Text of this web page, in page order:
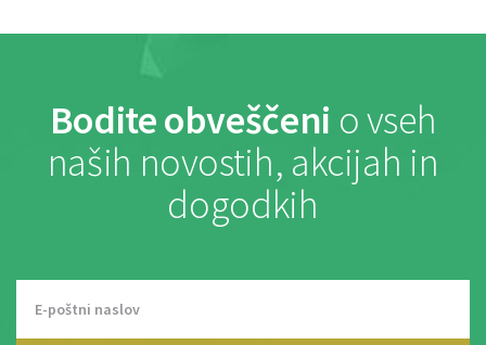
Bodite obveščeni o vseh
naših novostih, akcijah in
dogodkih